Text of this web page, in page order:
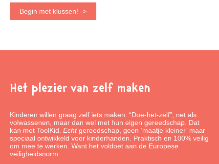
Begin met klussen! ->
Het plezier van zelf maken
Kinderen willen graag zelf iets maken. “Doe-het-zelf”, net als
volwassenen, maar dan wel met hun eigen gereedschap. Dat
kan met ToolKid. Echtgereedschap, geen ‘maatje kleiner’ maar
speciaal ontwikkeld voor kinderhanden. Praktisch en 100% veilig
om mee te werken. Want het voldoet aan de Europese
veiligheidsnorm.